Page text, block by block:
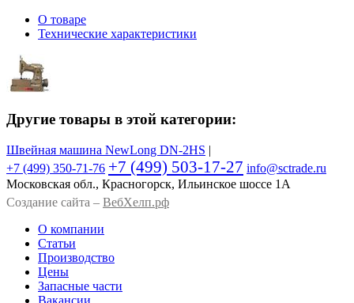
О товаре
Технические характеристики
Другие товары в этой категории:
Швейная машина NewLong DN-2HS |
+7 (499) 350-71-76 +7 (499) 503-17-27 info@sctrade.ru
Московская обл., Красногорск, Ильинское шоссе 1А
Создание сайта – ВебХелп.рф
О компании
Статьи
Производство
Цены
Запасные части